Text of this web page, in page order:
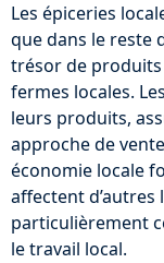
Les épiceries
que dans le reste
trésor de
fermes locales.
leurs produits,
approche de
économie locale
affectent d’autres
particulièrement
le travail local.